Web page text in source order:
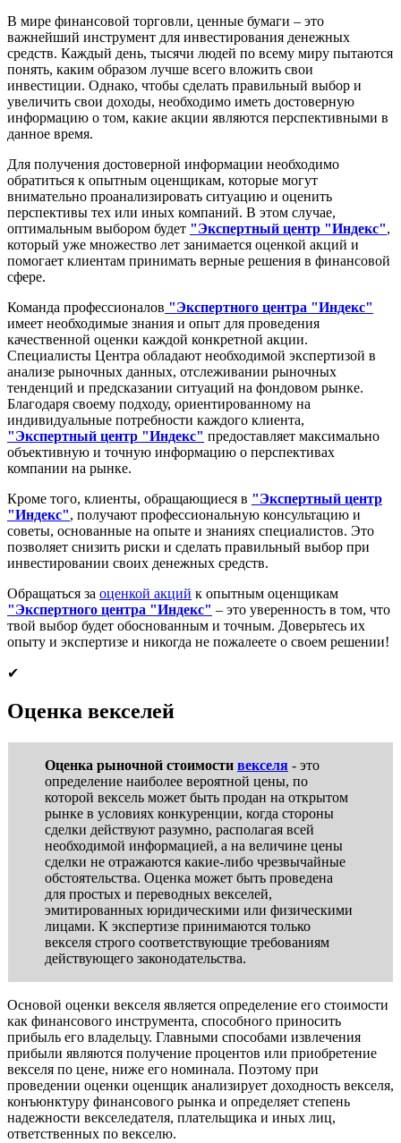
В мире финансовой торговли, ценные бумаги – это
важнейший инструмент для инвестирования денежных
средств. Каждый день, тысячи людей по всему миру пытаются
понять, каким образом лучше всего вложить свои
инвестиции. Однако, чтобы сделать правильный выбор и
увеличить свои доходы, необходимо иметь достоверную
информацию о том, какие акции являются перспективными в
данное время.
Для получения достоверной информации необходимо
обратиться к опытным оценщикам, которые могут
внимательно проанализировать ситуацию и оценить
перспективы тех или иных компаний. В этом случае,
оптимальным выбором будет "Экспертный центр "Индекс",
который уже множество лет занимается оценкой акций и
помогает клиентам принимать верные решения в финансовой
сфере.
Команда профессионалов "Экспертного центра "Индекс"
имеет необходимые знания и опыт для проведения
качественной оценки каждой конкретной акции.
Специалисты Центра обладают необходимой экспертизой в
анализе рыночных данных, отслеживании рыночных
тенденций и предсказании ситуаций на фондовом рынке.
Благодаря своему подходу, ориентированному на
индивидуальные потребности каждого клиента,
"Экспертный центр "Индекс" предоставляет максимально
объективную и точную информацию о перспективах
компании на рынке.
Кроме того, клиенты, обращающиеся в "Экспертный центр
"Индекс", получают профессиональную консультацию и
советы, основанные на опыте и знаниях специалистов. Это
позволяет снизить риски и сделать правильный выбор при
инвестировании своих денежных средств.
Обращаться за оценкой акций к опытным оценщикам
"Экспертного центра "Индекс" – это уверенность в том, что
твой выбор будет обоснованным и точным. Доверьтесь их
опыту и экспертизе и никогда не пожалеете о своем решении!
✔
Оценка векселей
Оценка рыночной стоимости векселя - это
определение наиболее вероятной цены, по
которой вексель может быть продан на открытом
рынке в условиях конкуренции, когда стороны
сделки действуют разумно, располагая всей
необходимой информацией, а на величине цены
сделки не отражаются какие-либо чрезвычайные
обстоятельства. Оценка может быть проведена
для простых и переводных векселей,
эмитированных юридическими или физическими
лицами. К экспертизе принимаются только
векселя строго соответствующие требованиям
действующего законодательства.
Основой оценки векселя является определение его стоимости
как финансового инструмента, способного приносить
прибыль его владельцу. Главными способами извлечения
прибыли являются получение процентов или приобретение
векселя по цене, ниже его номинала. Поэтому при
проведении оценки оценщик анализирует доходность векселя,
конъюнктуру финансового рынка и определяет степень
надежности векселедателя, плательщика и иных лиц,
ответственных по векселю.